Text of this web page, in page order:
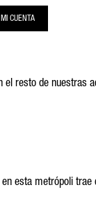
MI CUENTA
el resto de nuestras
esta metrópoli trae